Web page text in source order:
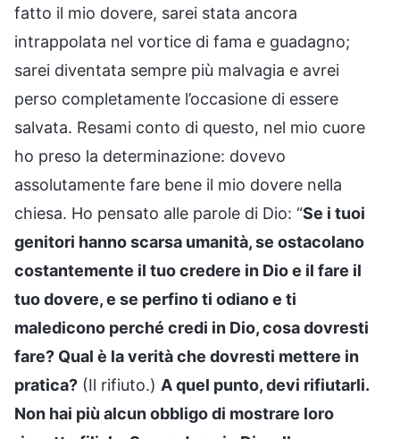
fatto il mio dovere, sarei stata ancora
intrappolata nel vortice di fama e guadagno;
sarei diventata sempre più malvagia e avrei
perso completamente l’occasione di essere
salvata. Resami conto di questo, nel mio cuore
ho preso la determinazione: dovevo
assolutamente fare bene il mio dovere nella
chiesa. Ho pensato alle parole di Dio: “Se i tuoi
genitori hanno scarsa umanità, se ostacolano
costantemente il tuo credere in Dio e il fare il
tuo dovere, e se perfino ti odiano e ti
maledicono perché credi in Dio, cosa dovresti
fare? Qual è la verità che dovresti mettere in
pratica? (Il rifiuto.) A quel punto, devi rifiutarli.
Non hai più alcun obbligo di mostrare loro